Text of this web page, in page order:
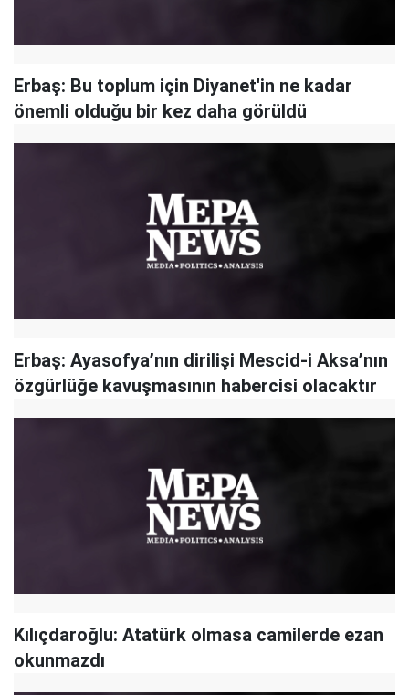
Erbaş: Bu toplum için Diyanet'in ne kadar
önemli olduğu bir kez daha görüldü
Erbaş: Ayasofya’nın dirilişi Mescid-i Aksa’nın
özgürlüğe kavuşmasının habercisi olacaktır
Kılıçdaroğlu: Atatürk olmasa camilerde ezan
okunmazdı